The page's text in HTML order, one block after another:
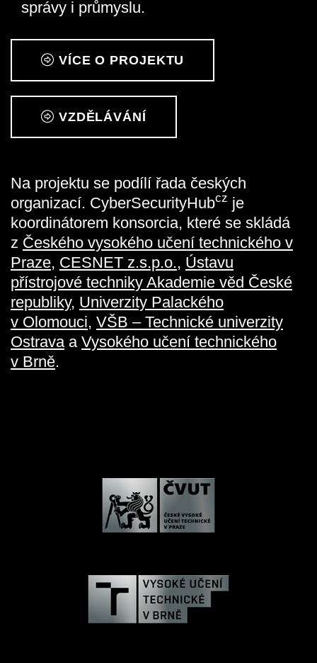
správy i průmyslu.
VÍCE O PROJEKTU
VZDĚLÁVÁNÍ
Na projektu se podílí řada českých
organizací. CyberSecurityHubcz je
koordinátorem konsorcia, které se skládá
z Českého vysokého učení technického v
Praze, CESNET z.s.p.o., Ústavu
přístrojové techniky Akademie věd České
republiky, Univerzity Palackého
v Olomouci, VŠB – Technické univerzity
Ostrava a Vysokého učení technického
v Brně.